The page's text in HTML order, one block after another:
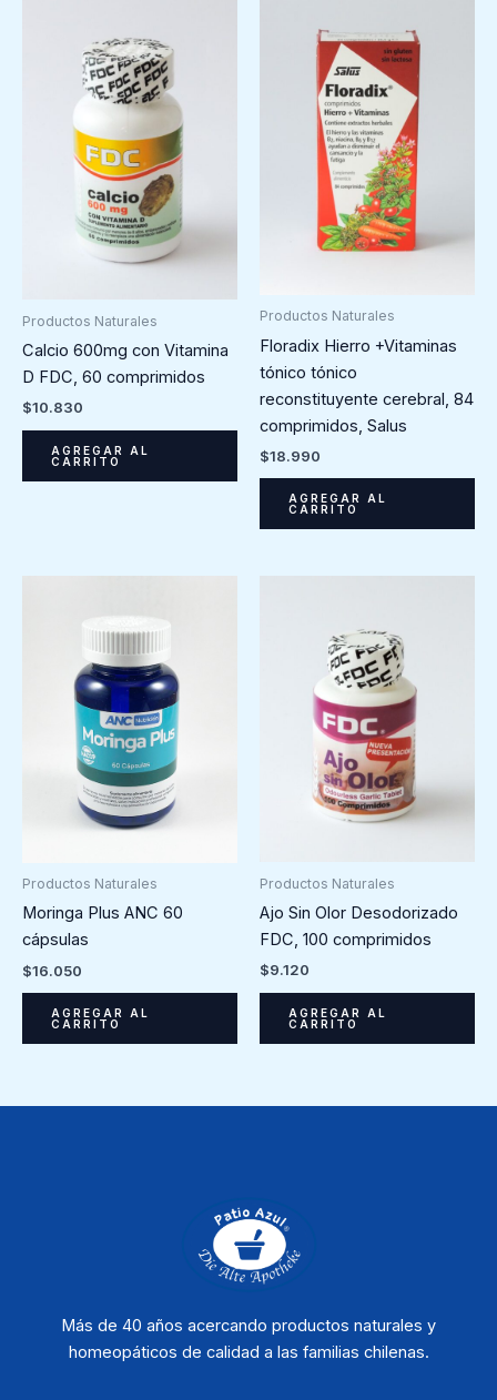
Productos Naturales
Calcio 600mg con Vitamina
D FDC, 60 comprimidos
$10.830
AGREGAR AL
CARRITO
Productos Naturales
Floradix Hierro +Vitaminas
tónico tónico
reconstituyente cerebral, 84
comprimidos, Salus
$18.990
AGREGAR AL
CARRITO
Productos Naturales
Moringa Plus ANC 60
cápsulas
$16.050
AGREGAR AL
CARRITO
Productos Naturales
Ajo Sin Olor Desodorizado
FDC, 100 comprimidos
$9.120
AGREGAR AL
CARRITO
Más de 40 años acercando productos naturales y
homeopáticos de calidad a las familias chilenas.